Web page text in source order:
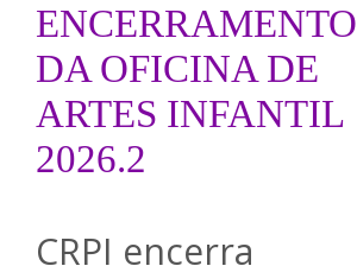
ENCERRAMENTO
DA OFICINA DE
ARTES INFANTIL
2026.2
CRPI encerra